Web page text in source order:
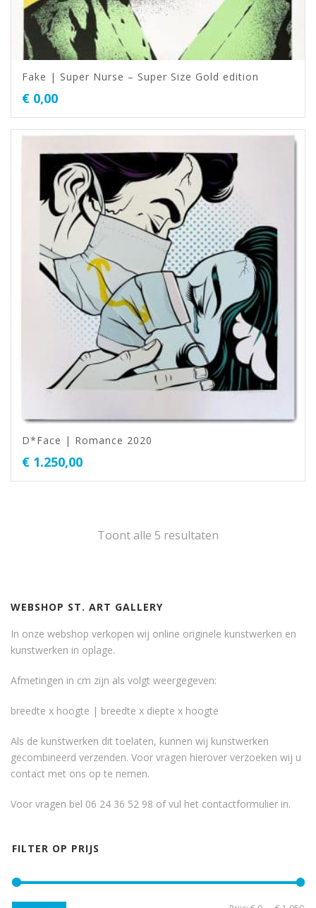
Fake | Super Nurse – Super Size Gold edition
€ 0,00
D*Face | Romance 2020
€ 1.250,00
Toont alle 5 resultaten
WEBSHOP ST. ART GALLERY
In onze webshop verkopen wij online originele kunstwerken en
kunstwerken in oplage.
Afmetingen in cm zijn als volgt weergegeven:
breedte x hoogte | breedte x diepte x hoogte
Als de kunstwerken dit toelaten, kunnen wij kunstwerken
gecombineerd verzenden. Voor vragen hierover verzoeken wij u
contact met ons op te nemen.
Voor vragen bel 06 24 36 52 98 of vul het contactformulier in.
FILTER OP PRIJS